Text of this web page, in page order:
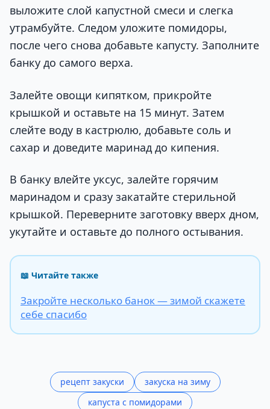
выложите слой капустной смеси и слегка
утрамбуйте. Следом уложите помидоры,
после чего снова добавьте капусту. Заполните
банку до самого верха.
Залейте овощи кипятком, прикройте
крышкой и оставьте на 15 минут. Затем
слейте воду в кастрюлю, добавьте соль и
сахар и доведите маринад до кипения.
В банку влейте уксус, залейте горячим
маринадом и сразу закатайте стерильной
крышкой. Переверните заготовку вверх дном,
укутайте и оставьте до полного остывания.
📖 Читайте также
Закройте несколько банок — зимой скажете
себе спасибо
рецепт закуски
закуска на зиму
капуста с помидорами